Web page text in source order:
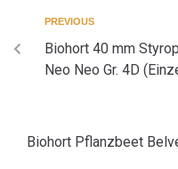
PREVIOUS
Biohort 40 mm
Neo Neo Gr. 4D
Biohort Pflanzbeet